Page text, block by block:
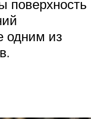
поверхность
одним из